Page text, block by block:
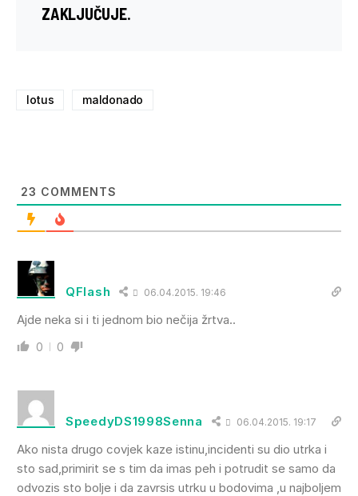
ZAKLJUČUJE.
lotus maldonado
23 COMMENTS
QFlash 06.04.2015. 19:46
Ajde neka si i ti jednom bio nečija žrtva..
0 0
SpeedyDS1998Senna 06.04.2015. 19:17
Ako nista drugo covjek kaze istinu,incidenti su dio utrka i
sto sad,primirit se s tim da imas peh i potrudit se samo da
odvozis sto bolje i da zavrsis utrku u bodovima ,u najboljem